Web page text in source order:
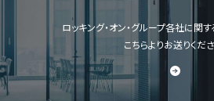
ロッキング・オン・グループ各社に関
こちらよりお送りくださ